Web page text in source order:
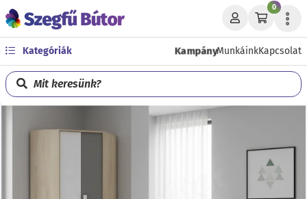
0
Kategóriák KampányMunkáinkKapcsolat
Mit keresünk?